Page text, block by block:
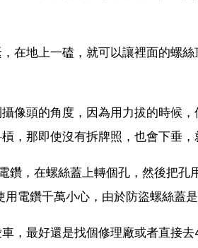
在地上一磕，就可以讓裡面的螺
像頭的角度，因為用力拔的時候
，那即使沒有拆牌照，也會下垂，
鑽，在螺絲蓋上轉個孔，然後把
電鑽千萬小心，由於防盜螺絲蓋
，最好還是找個修理廠或者直接